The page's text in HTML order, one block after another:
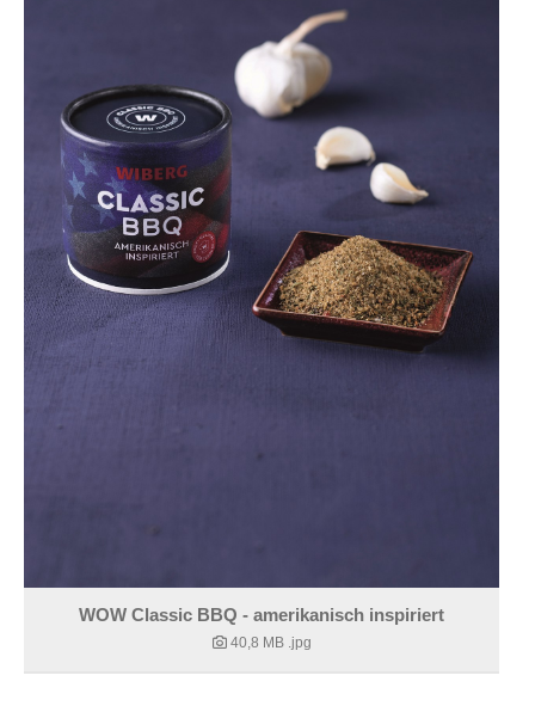
WOW Classic BBQ - amerikanisch inspiriert
40,8 MB .jpg